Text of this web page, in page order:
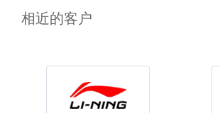
相近的客户